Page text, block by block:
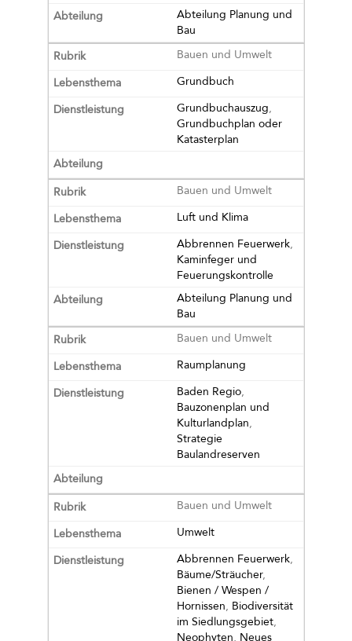
Abteilung Planung und
Bau
Bauen und Umwelt
Grundbuch
Grundbuchauszug,
Grundbuchplan oder
Katasterplan
Bauen und Umwelt
Luft und Klima
Abbrennen Feuerwerk,
Kaminfeger und
Feuerungskontrolle
Abteilung Planung und
Bau
Bauen und Umwelt
Raumplanung
Baden Regio,
Bauzonenplan und
Kulturlandplan,
Strategie
Baulandreserven
Bauen und Umwelt
Umwelt
Abbrennen Feuerwerk,
Bäume/Sträucher,
Bienen / Wespen /
Hornissen, Biodiversität
im Siedlungsgebiet,
Neophyten, Neues